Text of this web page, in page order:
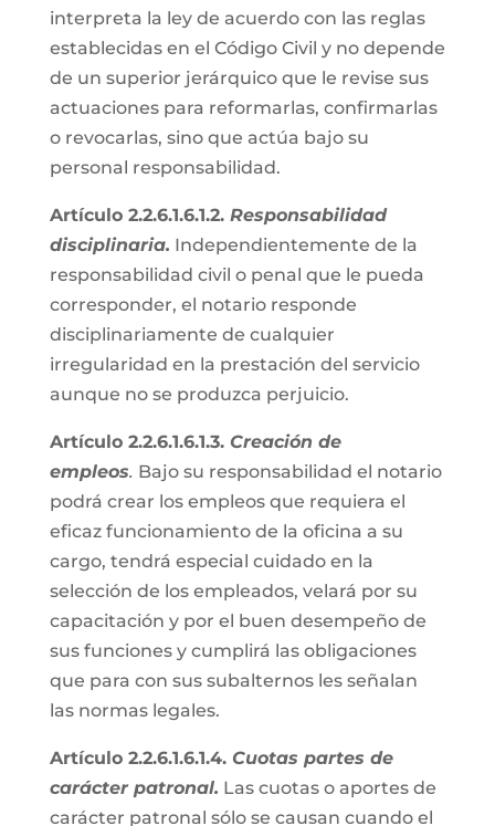
interpreta la ley de acuerdo con las reglas
establecidas en el Código Civil y no depende
de un superior jerárquico que le revise sus
actuaciones para reformarlas, confirmarlas
o revocarlas, sino que actúa bajo su
personal responsabilidad.
Artículo 2.2.6.1.6.1.2.Responsabilidad
disciplinaria. Independientemente de la
responsabilidad civil o penal que le pueda
corresponder, el notario responde
disciplinariamente de cualquier
irregularidad en la prestación del servicio
aunque no se produzca perjuicio.
Artículo 2.2.6.1.6.1.3. Creación de
empleos. Bajo su responsabilidad el notario
podrá crear los empleos que requiera el
eficaz funcionamiento de la oficina a su
cargo, tendrá especial cuidado en la
selección de los empleados, velará por su
capacitación y por el buen desempeño de
sus funciones y cumplirá las obligaciones
que para con sus subalternos les señalan
las normas legales.
Artículo 2.2.6.1.6.1.4. Cuotas partes de
carácter patronal. Las cuotas o aportes de
carácter patronal sólo se causan cuando el